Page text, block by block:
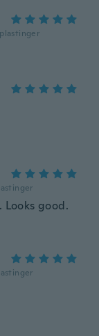
Looks good.